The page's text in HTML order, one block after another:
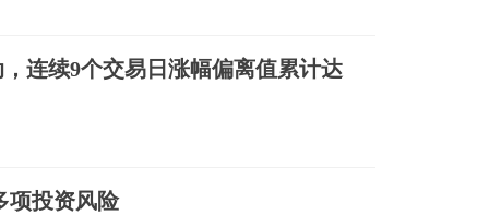
连续9个交易日涨幅偏离值累计达
项投资风险